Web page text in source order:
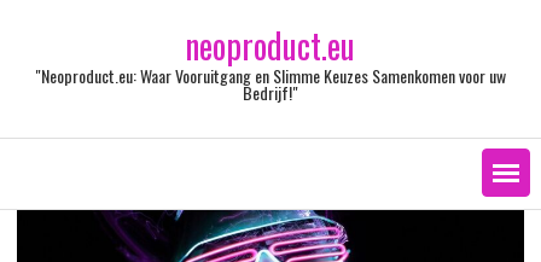
inhoud
neoproduct.eu
"Neoproduct.eu: Waar Vooruitgang en Slimme Keuzes Samenkomen voor uw
Bedrijf!"